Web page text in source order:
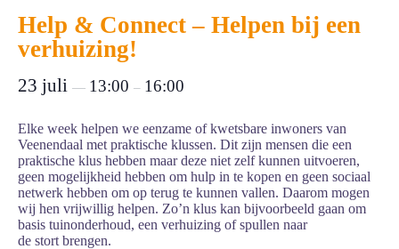
Help & Connect – Helpen bij een
verhuizing!
23 juli — 13:00 – 16:00
Elke week helpen we eenzame of kwetsbare inwoners van
Veenendaal met praktische klussen. Dit zijn mensen die een
praktische klus hebben maar deze niet zelf kunnen uitvoeren,
geen mogelijkheid hebben om hulp in te kopen en geen sociaal
netwerk hebben om op terug te kunnen vallen. Daarom mogen
wij hen vrijwillig helpen. Zo’n klus kan bijvoorbeeld gaan om
basis tuinonderhoud, een verhuizing of spullen naar
de stort brengen.